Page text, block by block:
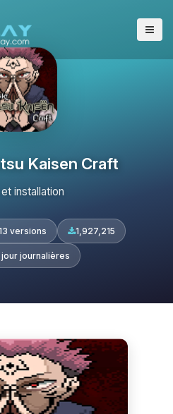
Kaisen Craft
installation
versions 1,927,215
journalières